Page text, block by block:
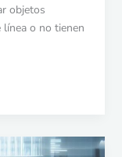
objetos
o no tienen